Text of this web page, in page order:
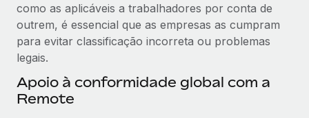
como as aplicáveis a trabalhadores por conta de
outrem, é essencial que as empresas as cumpram
para evitar classificação incorreta ou problemas
legais.
Apoio à conformidade global com a
Remote